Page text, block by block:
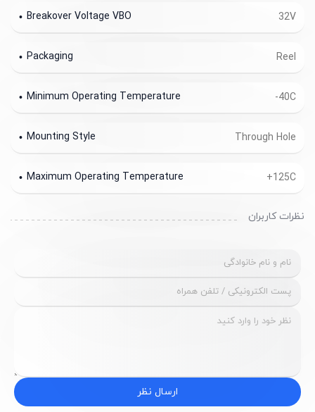
32V
Breakover Voltage VBO
Reel
Packaging
-40C
Minimum Operating Temperature
Through Hole
Mounting Style
+125C
Maximum Operating Temperature
نظرات کاربران
ارسال نظر